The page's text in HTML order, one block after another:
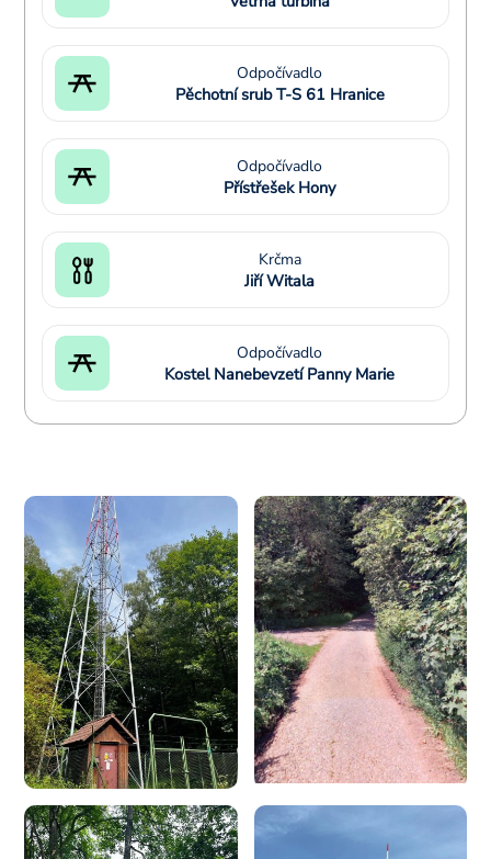
Odpočívadlo
Pěchotní srub T-S 61 Hranice
Odpočívadlo
Přístřešek Hony
Krčma
Jiří Witala
Odpočívadlo
Kostel Nanebevzetí Panny Marie